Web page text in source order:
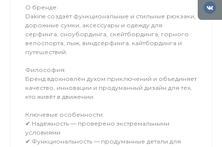
О бренде:
Dakine создаёт функциональные и стильные рюкзаки,
дорожные сумки, аксессуары и одежду для
серфинга, сноубординга, скейтбординга, горного
велоспорта, лыж, виндсерфинга, кайтбординга и
путешествий.
Философия:
Бренд вдохновлён духом приключений и объединяет
качество, инновации и продуманный дизайн для тех,
кто живёт в движении.
Ключевые особенности:
✔ Надёжность — проверено экстремальными
условиями
✔ Функциональность — продуманные детали для